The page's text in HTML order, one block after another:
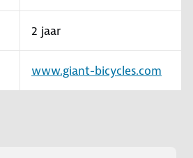
2 jaar
www.giant-bicycles.com